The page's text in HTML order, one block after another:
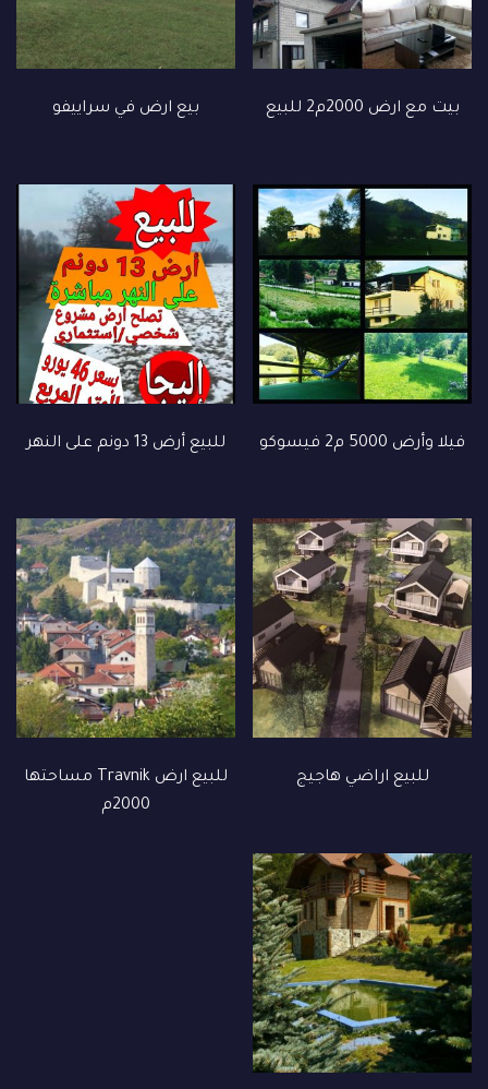
بيت مع ارض 2000م2 للبيع بيع ارض في سراييفو
️فيلا وأرض 5000 م2 فيسوكو للبيع أرض 13 دونم على النهر
للبيع اراضي هاجيج
للبيع ارض Travnik مساحتها
2000م